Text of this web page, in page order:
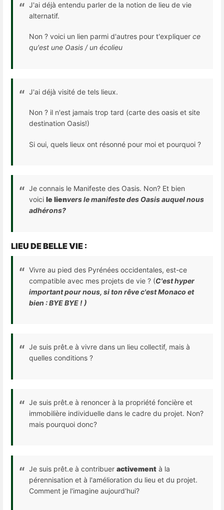
J'ai déjà entendu parler de la notion de lieu de vie
alternatif.
Non ? voici un lien parmi d'autres pour t'expliquer ce
qu'est une Oasis / un écolieu
J'ai déjà visité de tels lieux.
Non ? il n'est jamais trop tard (carte des oasis et site
destination Oasis!)
Si oui, quels lieux ont résonné pour moi et pourquoi ?
Je connais le Manifeste des Oasis. Non? Et bien
voici le lienvers le manifeste des Oasis auquel nous
adhérons?​
LIEU DE BELLE VIE :​
Vivre au pied des Pyrénées occidentales, est-ce
compatible avec mes projets de vie ? (C'est hyper
important pour nous, si ton rêve c'est Monaco et
bien : BYE BYE ! )​
Je suis prêt.e à vivre dans un lieu collectif, mais à
quelles conditions ?
Je suis prêt.e à renoncer à la propriété foncière et
immobilière individuelle dans le cadre du projet. Non?
mais pourquoi donc?
Je suis prêt.e à contribuer activement à la
pérennisation et à l'amélioration du lieu et du projet.
Comment je l'imagine aujourd'hui?